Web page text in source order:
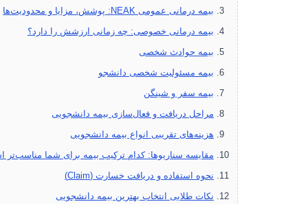
بیمه درمانی عمومی NEAK: پوشش، مزایا و محدودیت‌ها
بیمه درمانی خصوصی: چه زمانی ارزشش را دارد؟
بیمه حوادث شخصی
بیمه مسئولیت شخصی دانشجو
بیمه سفر و شینگن
مراحل دریافت و فعال‌سازی بیمه دانشجویی
هزینه‌های تقریبی انواع بیمه دانشجویی
مقایسه سناریوها: کدام ترکیب بیمه برای شما
نحوه استفاده و دریافت خسارت (Claim)
نکات طلایی انتخاب بهترین بیمه دانشجویی